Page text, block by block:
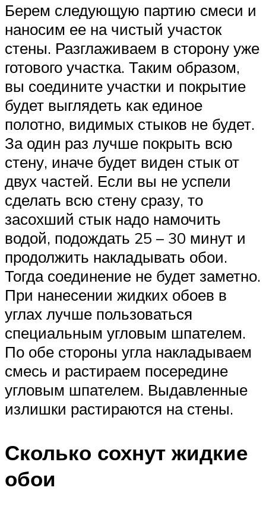
Берем следующую партию смеси и
наносим ее на чистый участок
стены. Разглаживаем в сторону уже
готового участка. Таким образом,
вы соедините участки и покрытие
будет выглядеть как единое
полотно, видимых стыков не будет.
За один раз лучше покрыть всю
стену, иначе будет виден стык от
двух частей. Если вы не успели
сделать всю стену сразу, то
засохший стык надо намочить
водой, подождать 25 – 30 минут и
продолжить накладывать обои.
Тогда соединение не будет заметно.
При нанесении жидких обоев в
углах лучше пользоваться
специальным угловым шпателем.
По обе стороны угла накладываем
смесь и растираем посередине
угловым шпателем. Выдавленные
излишки растираются на стены.
Сколько сохнут жидкие
обои